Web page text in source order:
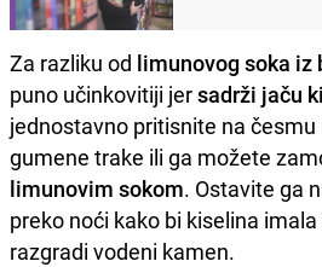
Za razliku od limunovog soka iz
puno učinkovitiji jersadrži jaču
jednostavno pritisnite na
gumene trake ili ga možete
limunovim sokom. Ostavite ga
preko noći kako bi kiselina
razgradi vodeni kamen.